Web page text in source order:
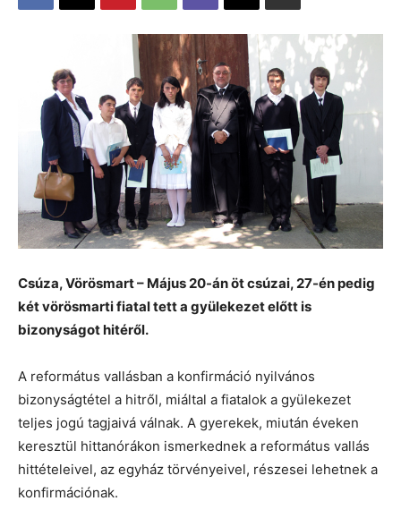
Csúza, Vörösmart – Május 20-án öt csúzai, 27-én pedig
két vörösmarti fiatal tett a gyülekezet előtt is
bizonyságot hitéről.
A református vallásban a konfirmáció nyilvános
bizonyságtétel a hitről, miáltal a fiatalok a gyülekezet
teljes jogú tagjaivá válnak. A gyerekek, miután éveken
keresztül hittanórákon ismerkednek a református vallás
hittételeivel, az egyház törvényeivel, részesei lehetnek a
konfirmációnak.